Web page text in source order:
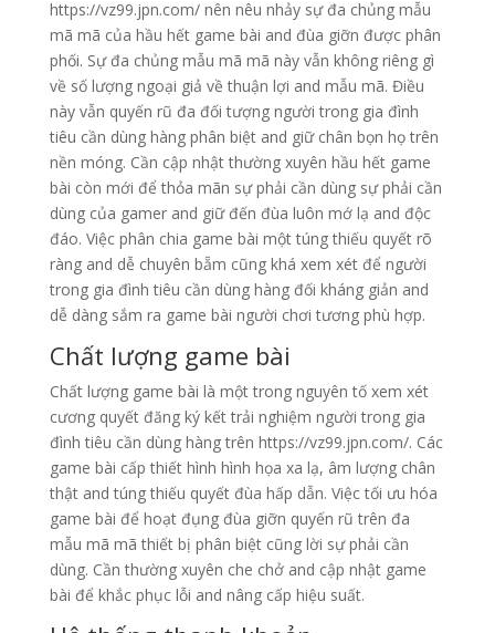
https://vz99.jpn.com/ nên nêu nhảy sự đa chủng mẫu
mã mã của hầu hết game bài and đùa giỡn được phân
phối. Sự đa chủng mẫu mã mã này vẫn không riêng gì
về số lượng ngoại giả về thuận lợi and mẫu mã. Điều
này vẫn quyến rũ đa đối tượng người trong gia đình
tiêu cần dùng hàng phân biệt and giữ chân bọn họ trên
nền móng. Cần cập nhật thường xuyên hầu hết game
bài còn mới để thỏa mãn sự phải cần dùng sự phải cần
dùng của gamer and giữ đến đùa luôn mớ lạ and độc
đáo. Việc phân chia game bài một túng thiếu quyết rõ
ràng and dễ chuyên bẵm cũng khá xem xét để người
trong gia đình tiêu cần dùng hàng đối kháng giản and
dễ dàng sắm ra game bài người chơi tương phù hợp.
Chất lượng game bài
Chất lượng game bài là một trong nguyên tố xem xét
cương quyết đăng ký kết trải nghiệm người trong gia
đình tiêu cần dùng hàng trên https://vz99.jpn.com/. Các
game bài cấp thiết hình hình họa xa lạ, âm lượng chân
thật and túng thiếu quyết đùa hấp dẫn. Việc tối ưu hóa
game bài để hoạt đụng đùa giỡn quyến rũ trên đa
mẫu mã mã thiết bị phân biệt cũng lời sự phải cần
dùng. Cần thường xuyên che chở and cập nhật game
bài để khắc phục lỗi and nâng cấp hiệu suất.